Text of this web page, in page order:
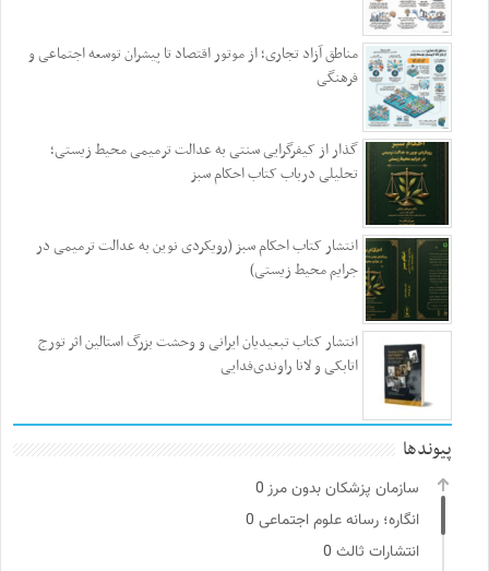
مناطق آزاد تجاری؛ از موتور اقتصاد تا پیشران توسعه اجتماعی و
فرهنگی
گذار از کیفرگرایی سنتی به عدالت ترمیمی محیط‌ زیستی؛
تحلیلی درباب کتاب احکام سبز
انتشار کتاب احکام سبز (رویکردی نوین به عدالت ترمیمی در
جرایم محیط‌ زیستی)
انتشار کتاب تبعیدیان ایرانی و وحشت بزرگ استالین اثر تورج
اتابکی و لانا راوندی‌فدایی
پیوندها
سازمان پزشکان بدون مرز
انگاره؛ رسانه علوم اجتماعی
انتشارات ثالث